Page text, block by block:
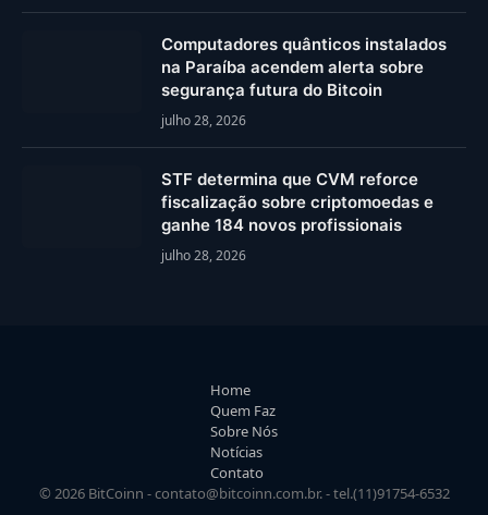
Computadores quânticos instalados
na Paraíba acendem alerta sobre
segurança futura do Bitcoin
julho 28, 2026
STF determina que CVM reforce
fiscalização sobre criptomoedas e
ganhe 184 novos profissionais
julho 28, 2026
Home
Quem Faz
Sobre Nós
Notícias
Contato
© 2026 BitCoinn -contato@bitcoinn.com.br. - tel.(11)91754-6532